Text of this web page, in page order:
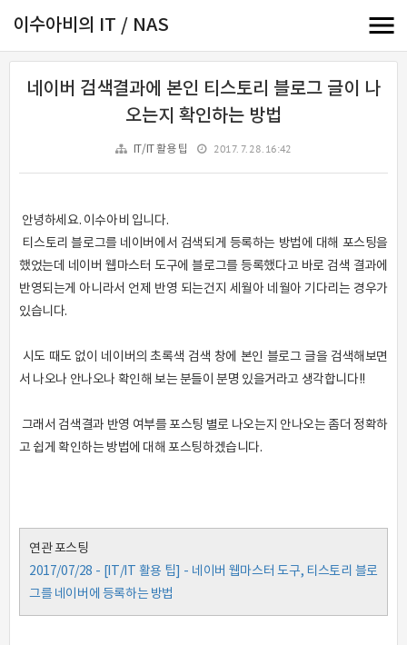
이수아비의 IT / NAS
네이버 검색결과에 본인 티스토리 블로그 글이 나
오는지 확인하는 방법
IT/IT 활용 팁 2017. 7. 28. 16:42
안녕하세요. 이수아비 입니다.
티스토리 블로그를 네이버에서 검색되게 등록하는 방법에 대해 포스팅을
했었는데 네이버 웹마스터 도구에 블로그를 등록했다고 바로 검색 결과에
반영되는게 아니라서 언제 반영 되는건지 세월아 네월아 기다리는 경우가
있습니다.
시도 때도 없이 네이버의 초록색 검색 창에 본인 블로그 글을 검색해보면
서 나오나 안나오나 확인해 보는 분들이 분명 있을거라고 생각합니다!!
그래서 검색결과 반영 여부를 포스팅 별로 나오는지 안나오는 좀더 정확하
고 쉽게 확인하는 방법에 대해 포스팅하겠습니다.
연관 포스팅
2017/07/28 - [IT/IT 활용 팁] - 네이버 웹마스터 도구, 티스토리 블로
그를 네이버에 등록하는 방법